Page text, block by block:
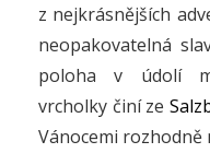
z nejkrásnějších
neopakovatelná
poloha v údolí
vrcholky činí ze
Vánocemi rozhodně